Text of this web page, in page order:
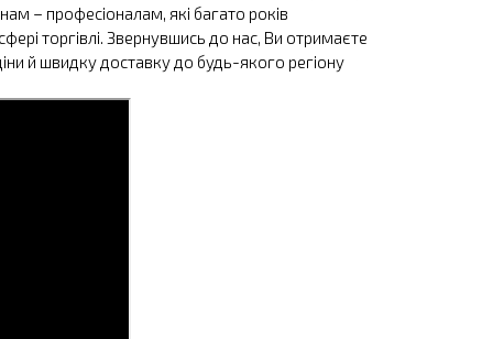
– професіоналам, які багато років
торгівлі. Звернувшись до нас, Ви отримаєте
й швидку доставку до будь-якого регіону